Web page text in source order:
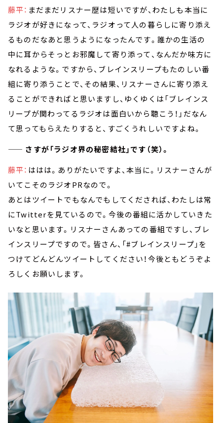
藤平： まだまだリスナー歴は短いですが、わたしも本当に
ラジオが好きになって、ラジオって人の暮らしに寄り添え
るものだなあと思うようになったんです。誰かの生活の
中に耳からそっとお邪魔して寄り添って、なんだか味方に
なれるような。ですから、ブレインスリープもたのしい番
組に寄り添うことで、その結果、リスナーさんに寄り添え
ることができればと思いますし、ゆくゆくは「ブレインス
リープが関わってるラジオは面白いから聴こう！」だなん
て思ってもらえたりすると、すごくうれしいですよね。
—— さすが「ラジオ界の秘密結社」です（笑）。
藤平： ははは。ありがたいですよ、本当に。リスナーさんが
いてこそのラジオPRなので。
あとはツイートでもなんでもしてくだされば、わたしは常
にTwitterを見ているので。今後の番組に活かしていきた
いなと思います。リスナーさんあっての番組ですし、ブレ
インスリープですので。皆さん、「#ブレインスリープ」を
つけてどんどんツイートしてください！今後ともどうぞよ
ろしくお願いします。